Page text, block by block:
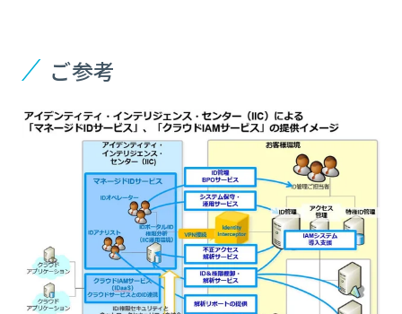
ご参考